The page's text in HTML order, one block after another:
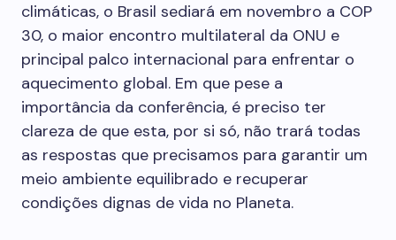
climáticas, o Brasil sediará em novembro a COP
30, o maior encontro multilateral da ONU e
principal palco internacional para enfrentar o
aquecimento global. Em que pese a
importância da conferência, é preciso ter
clareza de que esta, por si só, não trará todas
as respostas que precisamos para garantir um
meio ambiente equilibrado e recuperar
condições dignas de vida no Planeta.